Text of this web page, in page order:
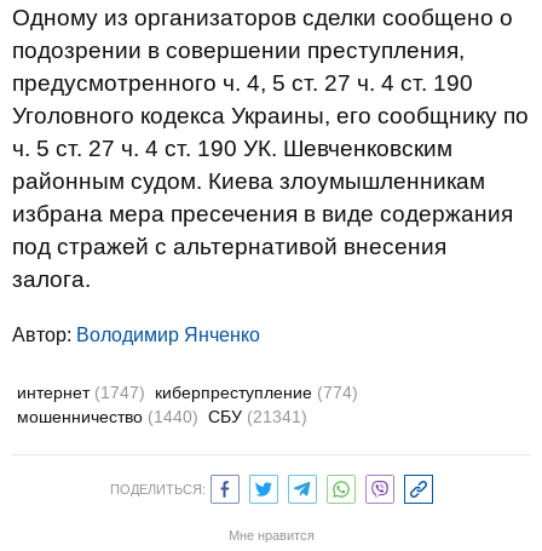
Одному из организаторов сделки сообщено о
подозрении в совершении преступления,
предусмотренного ч. 4, 5 ст. 27 ч. 4 ст. 190
Уголовного кодекса Украины, его сообщнику по
ч. 5 ст. 27 ч. 4 ст. 190 УК. Шевченковским
районным судом. Киева злоумышленникам
избрана мера пресечения в виде содержания
под стражей с альтернативой внесения
залога.
Автор: Володимир Янченко
интернет (1747) киберпреступление (774)
мошенничество (1440) СБУ (21341)
ПОДЕЛИТЬСЯ:
Мне нравится